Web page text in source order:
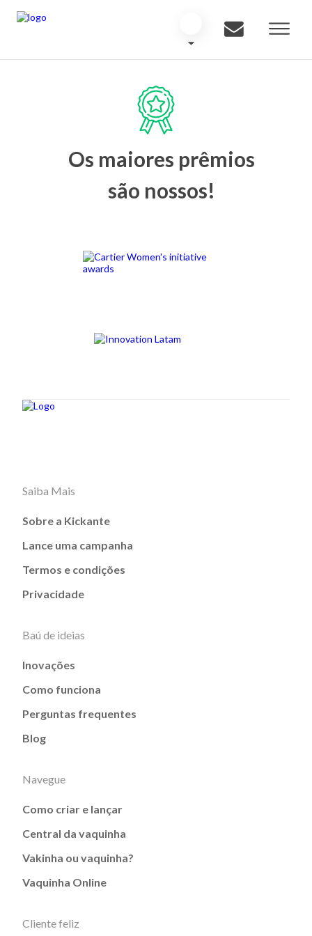
Os maiores prêmios
são nossos!
Saiba Mais
Sobre a Kickante
Lance uma campanha
Termos e condições
Privacidade
Baú de ideias
Inovações
Como funciona
Perguntas frequentes
Blog
Navegue
Como criar e lançar
Central da vaquinha
Vakinha ou vaquinha?
Vaquinha Online
Cliente feliz